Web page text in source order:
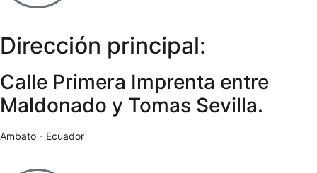
Dirección principal:
Calle Primera Imprenta entre
Maldonado y Tomas Sevilla.
Ambato - Ecuador